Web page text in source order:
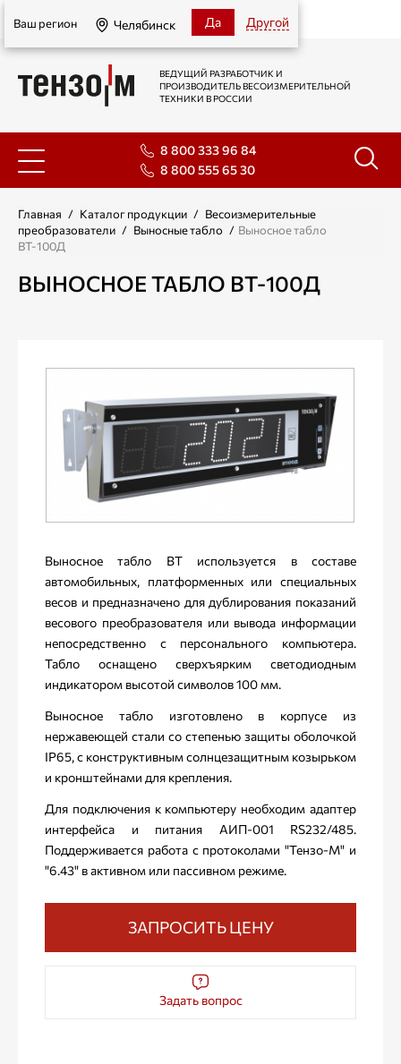
Челябинск
Ваш регион Челябинск Да Другой
ВЕДУЩИЙ РАЗРАБОТЧИК И
ПРОИЗВОДИТЕЛЬ ВЕСОИЗМЕРИТЕЛЬНОЙ
ТЕХНИКИ В РОССИИ
8 800 333 96 84
8 800 555 65 30
Главная / Каталог продукции / Весоизмерительные
преобразователи / Выносные табло / Выносное табло
ВТ-100Д
ВЫНОСНОЕ ТАБЛО ВТ-100Д
Выносное табло ВТ используется в составе
автомобильных, платформенных или специальных
весов и предназначено для дублирования показаний
весового преобразователя или вывода информации
непосредственно с персонального компьютера.
Табло оснащено сверхъярким светодиодным
индикатором высотой символов 100 мм.
Выносное табло изготовлено в корпусе из
нержавеющей стали со степенью защиты оболочкой
IP65, с конструктивным солнцезащитным козырьком
и кронштейнами для крепления.
Для подключения к компьютеру необходим адаптер
интерфейса и питания АИП-001 RS232/485.
Поддерживается работа с протоколами "Тензо-М" и
"6.43" в активном или пассивном режиме.
Задать вопрос
ЗАПРОСИТЬ ЦЕНУ